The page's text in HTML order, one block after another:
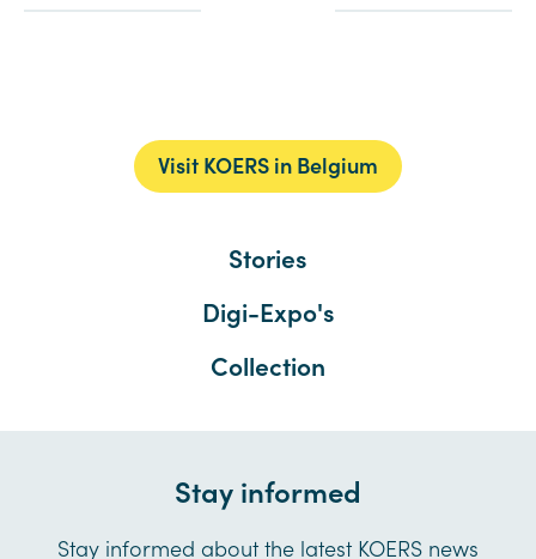
Visit KOERS in Belgium
Stories
Digi-Expo's
Collection
Stay informed
Stay informed about the latest KOERS news